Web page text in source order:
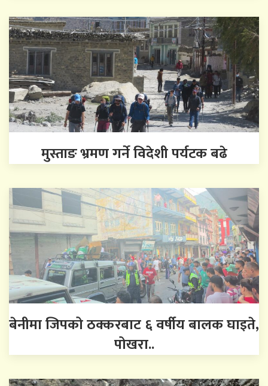
मुस्ताङ भ्रमण गर्ने विदेशी पर्यटक बढे
बेनीमा जिपको ठक्करबाट ६ वर्षीय बालक घाइते,
पोखरा..